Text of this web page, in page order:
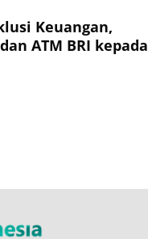
Keuangan,
ATM BRI kepada